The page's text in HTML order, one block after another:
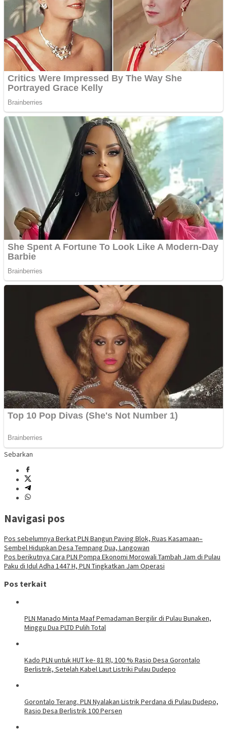
Sebarkan
Navigasi pos
Pos sebelumnya Berkat PLN Bangun Paving Blok, Ruas Kasamaan–
Sembel Hidupkan Desa Tempang Dua, Langowan
Pos berikutnya Cara PLN Pompa Ekonomi Morowali Tambah Jam di Pulau
Paku di Idul Adha 1447 H, PLN Tingkatkan Jam Operasi
Pos terkait
PLN Manado Minta Maaf Pemadaman Bergilir di Pulau Bunaken,
Minggu Dua PLTD Pulih Total
Kado PLN untuk HUT ke- 81 RI, 100 % Rasio Desa Gorontalo
Berlistrik, Setelah Kabel Laut Listriki Pulau Dudepo
Gorontalo Terang. PLN Nyalakan Listrik Perdana di Pulau Dudepo,
Rasio Desa Berlistrik 100 Persen